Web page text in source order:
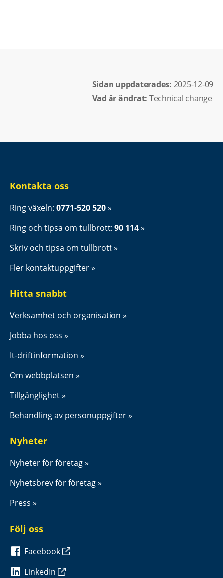
Sidan uppdaterades: 2025-12-09
Vad är ändrat: Technical change
Kontakta oss
Ring växeln: 0771-520 520
Ring och tipsa om tullbrott: 90 114
Skriv och tipsa om tullbrott
Fler kontaktuppgifter
Hitta snabbt
Verksamhet och organisation
Jobba hos oss
It-driftinformation
Om webbplatsen
Tillgänglighet
Behandling av personuppgifter
Nyheter
Nyheter för företag
Nyhetsbrev för företag
Press
Följ oss
Facebook
LinkedIn